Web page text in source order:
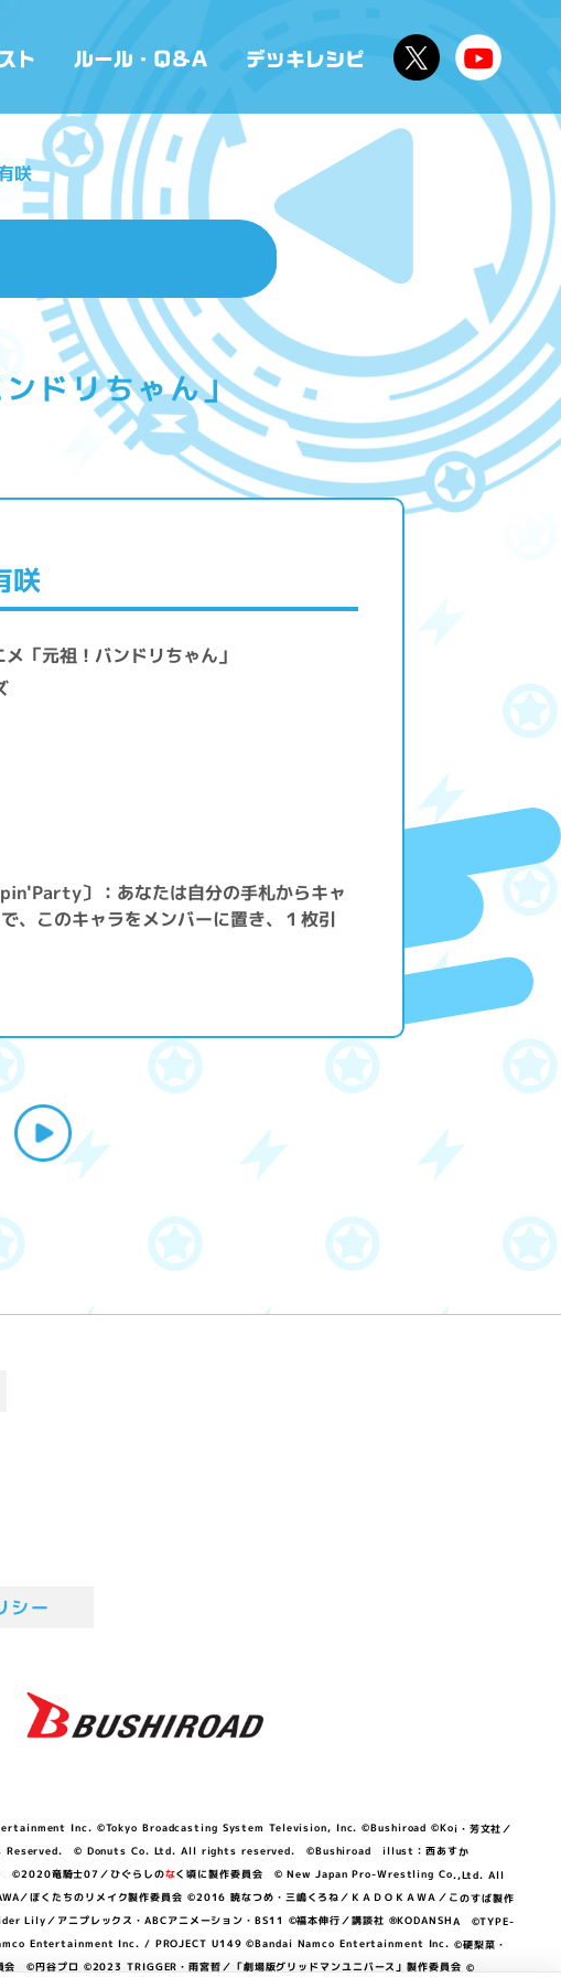
咲
ドリちゃん」
咲
「元祖！バンドリちゃん」
〕：あなたは自分の手札からキャ
、このキャラをメンバーに置き、１枚引
シー
Inc. ©Tokyo Broadcasting System Television, Inc. ©Bushiroad ©Koi・芳文社／
Reserved. © Donuts Co. Ltd. All rights reserved. ©Bushiroad illust：西あすか
©2020竜騎士07／ひぐらしのなく頃に製作委員会 © New Japan Pro-Wrestling Co.,Ltd. All
たちのリメイク製作委員会 ©2016 暁なつめ・三嶋くろね／ＫＡＤＯＫＡＷＡ／このすば製作
／アニプレックス・ABCアニメーション・BS11 ©福本伸行／講談社 ®KODANSHA ©TYPE-
Namco Entertainment Inc. / PROJECT U149 ©Bandai Namco Entertainment Inc. ©硬梨菜・
会 ©円谷プロ ©2023 TRIGGER・雨宮哲／「劇場版グリッドマンユニバース」製作委員会 ©